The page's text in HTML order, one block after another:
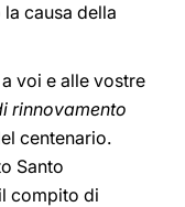
causa della
voi e alle vostre
rinnovamento
centenario.
Santo
compito di